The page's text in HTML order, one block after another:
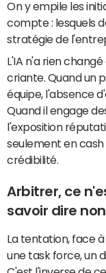
On y empile les
compte : lesquels
stratégie de
L'IA n'a rien
criante. Quand un
équipe, l'absence
Quand il engage
l'exposition
seulement en
crédibilité.
Arbitrer, ce
savoir dire
La tentation, face
une task force, un